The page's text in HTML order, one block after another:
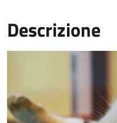
Descrizione